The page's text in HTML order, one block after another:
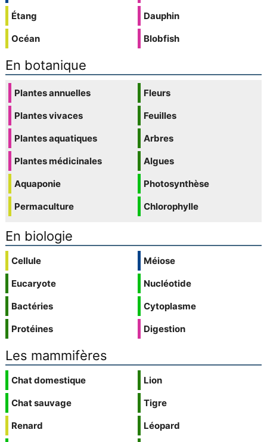
Étang
Océan
Dauphin
Blobfish
En botanique
Plantes annuelles
Plantes vivaces
Plantes aquatiques
Plantes médicinales
Aquaponie
Permaculture
Fleurs
Feuilles
Arbres
Algues
Photosynthèse
Chlorophylle
En biologie
Cellule
Eucaryote
Bactéries
Protéines
Méiose
Nucléotide
Cytoplasme
Digestion
Les mammifères
Chat domestique
Chat sauvage
Renard
Lion
Tigre
Léopard